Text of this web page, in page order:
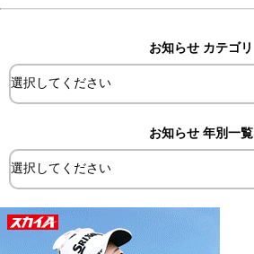
お知らせ カテゴリ
お知らせ 年別一覧